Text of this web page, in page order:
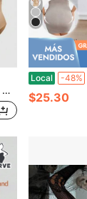
Local -48%
$25.30